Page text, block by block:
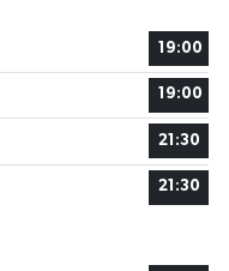
19:00
19:00
21:30
21:30